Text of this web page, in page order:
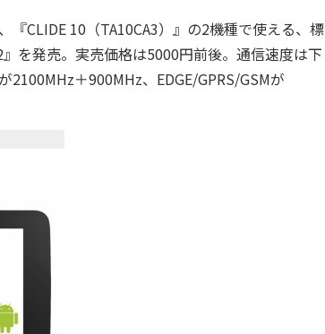
CLIDE 10（TA10CA3）』の2機種で使える、標
を発売。実売価格は5000円前後。通信速度は下
2100MHz＋900MHz、EDGE/GPRS/GSMが